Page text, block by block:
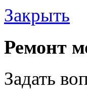
Закрыть
Ремонт
Задать